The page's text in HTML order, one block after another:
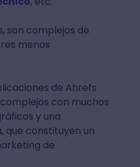
son complejos de
menos
de Ahrefs
con muchos
y una
que constituyen un
de